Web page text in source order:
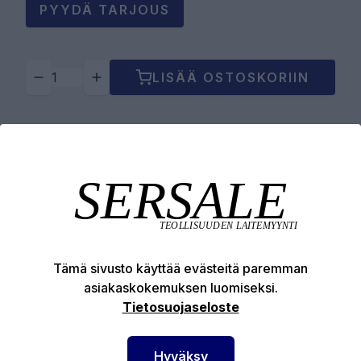
PYYDÄ TARJOUS
LISÄÄ OSTOSKORIIN
Tekniset edut
SERSALE OY MAALAUSLAITTEIDEN ERIKOISLIIKE
Tämä sivusto käyttää evästeitä paremman
asiakaskokemuksen luomiseksi.
Tietosuojaseloste
Hyväksy